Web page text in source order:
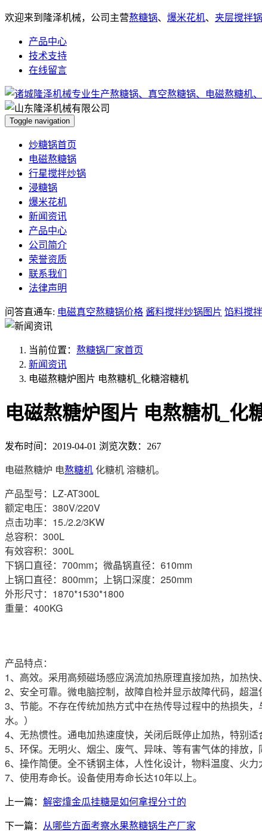
欢迎来到隆泽机械，公司主营熬糖锅、 爆米花机、 夹层搅拌锅
产品中心
技术支持
在线留言
Toggle navigation
炒糖锅首页
电磁熬糖锅
行星搅拌炒锅
浸糖锅
爆米花机
新闻资讯
产品中心
公司简介
荣誉资质
联系我们
法律声明
问答直通车: 电磁真空熬糖锅价格 酱料搅拌炒锅图片 馅料搅
当前位置： 熬糖锅厂家首页
新闻资讯
电磁熬糖炉图片 电熬糖机_化糖溶糖机
电磁熬糖炉图片 电熬糖机_化
发布时间：2019-04-01 浏览次数：267
电磁熬糖炉 电熬糖机 化糖机 溶糖机。
产品型号：LZ-AT300L
额定电压：380V/220V
点击功率：15./2.2/3KW
总容积：300L
有效容积：300L
下锅口直径：700mm；微晶锅直径：610mm
上锅口直径：800mm；上锅口深度：250mm
外形尺寸：1870*1530*1800
重量：400KG
产品特点：
1、高效。采用高频磁场感应涡流加热原理直接加热，加热快
2、安全可靠。微电脑控制，故障自检并显示故障代码，超
3、节能。不存在传统加热方式中在热传导过程中的热损失
水。）
4、无热惯性。通电加热速度快，关闭后既停止加热，特别适
5、环保。无明火、烟尘、废气、异味、等有害气体的排放，
6、操作简便。全不锈钢主体，人性化设计，物料温度、火
7、使用寿命长。设备使用寿命长达10年以上。
上一篇： 解密㸆金瓜挂糖是如何拿捏分寸的
下一篇： 从哪些方面考察水果熬糖锅生产厂家